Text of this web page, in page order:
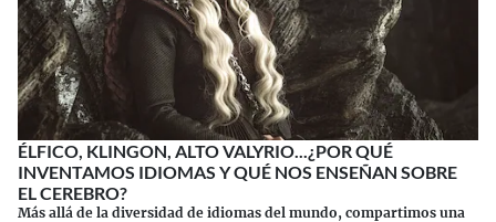
ÉLFICO, KLINGON, ALTO VALYRIO...¿POR QUÉ
INVENTAMOS IDIOMAS Y QUÉ NOS ENSEÑAN SOBRE
EL CEREBRO?
Más allá de la diversidad de idiomas del mundo, compartimos una